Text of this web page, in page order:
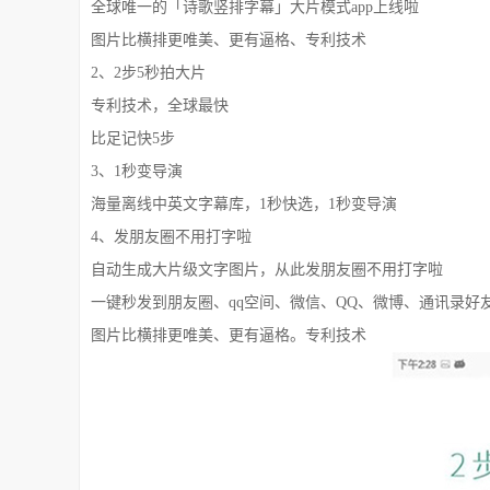
全球唯一的「诗歌竖排字幕」大片模式app上线啦
图片比横排更唯美、更有逼格、专利技术
2、2步5秒拍大片
专利技术，全球最快
比足记快5步
3、1秒变导演
海量离线中英文字幕库，1秒快选，1秒变导演
4、发朋友圈不用打字啦
自动生成大片级文字图片，从此发朋友圈不用打字啦
一键秒发到朋友圈、qq空间、微信、QQ、微博、通讯录好
图片比横排更唯美、更有逼格。专利技术